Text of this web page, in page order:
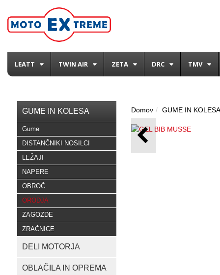
LEATT TWIN AIR ZETA DRC TMV
GUME IN KOLESA
Gume
DISTANČNIKI NOSILCI
LEŽAJI
NAPERE
OBROČ
ORODJA
ZAGOZDE
ZRAČNICE
DELI MOTORJA
OBLAČILA IN OPREMA
Domov GUME IN KOLESA